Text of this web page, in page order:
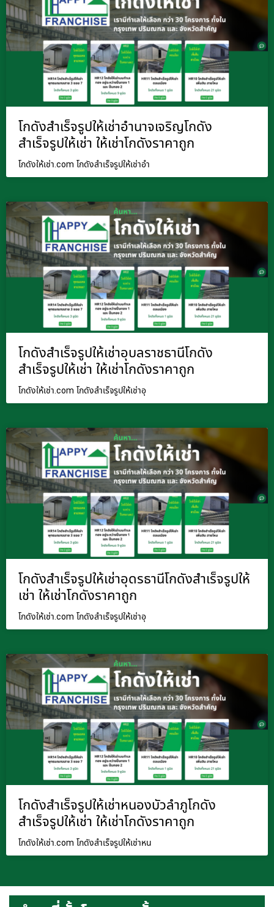
โกดังสำเร็จรูปให้เช่าอำนาจเจริญโกดัง
สำเร็จรูปให้เช่า ให้เช่าโกดังราคาถูก
โกดังให้เช่า.com โกดังสำเร็จรูปให้เช่าอำ
โกดังสำเร็จรูปให้เช่าอุบลราชธานีโกดัง
สำเร็จรูปให้เช่า ให้เช่าโกดังราคาถูก
โกดังให้เช่า.com โกดังสำเร็จรูปให้เช่าอุ
โกดังสำเร็จรูปให้เช่าอุดรธานีโกดังสำเร็จรูปให้
เช่า ให้เช่าโกดังราคาถูก
โกดังให้เช่า.com โกดังสำเร็จรูปให้เช่าอุ
โกดังสำเร็จรูปให้เช่าหนองบัวลำภูโกดัง
สำเร็จรูปให้เช่า ให้เช่าโกดังราคาถูก
โกดังให้เช่า.com โกดังสำเร็จรูปให้เช่าหน